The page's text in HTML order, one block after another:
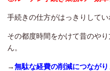
手続きの仕方がはっきりしてい
その都度時間をかけて昔のや
ん。
→無駄な経費の削減につなが